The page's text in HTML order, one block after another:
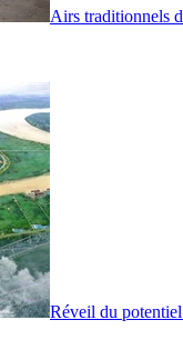
Airs traditionnels
Réveil du